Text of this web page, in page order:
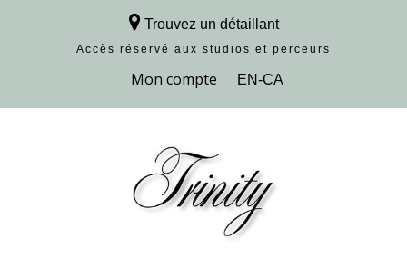
Trouvez un détaillant
Accès réservé aux studios et perceurs